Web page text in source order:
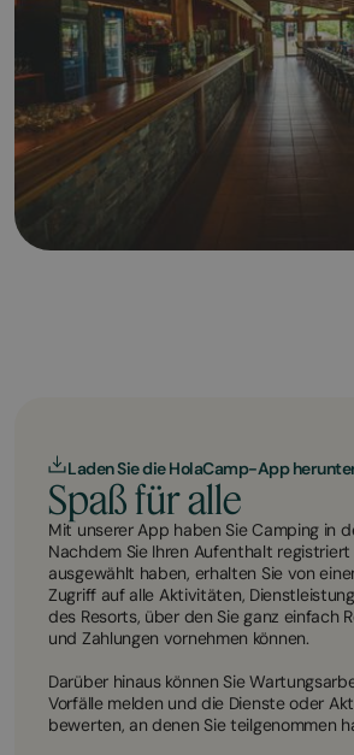
Laden Sie die HolaCamp-App
Spaß für alle
Mit unserer App haben Sie Camping in
Nachdem Sie Ihren Aufenthalt
ausgewählt haben, erhalten Sie von
Zugriff auf alle Aktivitäten,
des Resorts, über den Sie ganz einfach
und Zahlungen vornehmen können.
Darüber hinaus können Sie
Vorfälle melden und die Dienste oder
bewerten, an denen Sie teilgenommen